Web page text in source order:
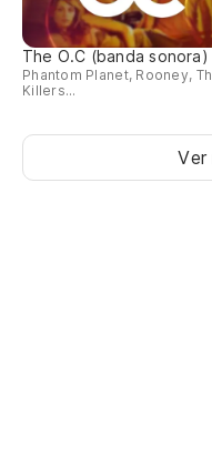
The O.C (banda sonora)
Phantom Planet, Rooney,
Killers...
Ver